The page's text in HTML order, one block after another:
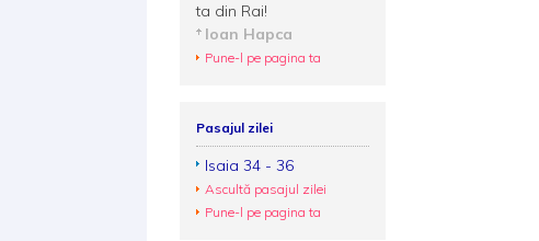
ta din Rai!
Ioan Hapca
Pune-l pe pagina ta
Pasajul zilei
Isaia 34 - 36
Ascultă pasajul zilei
Pune-l pe pagina ta